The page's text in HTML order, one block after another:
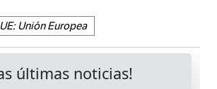
UE: Unión Europea